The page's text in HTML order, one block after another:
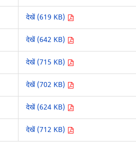
देखें (619 KB)
देखें (642 KB)
देखें (715 KB)
देखें (702 KB)
देखें (624 KB)
देखें (712 KB)